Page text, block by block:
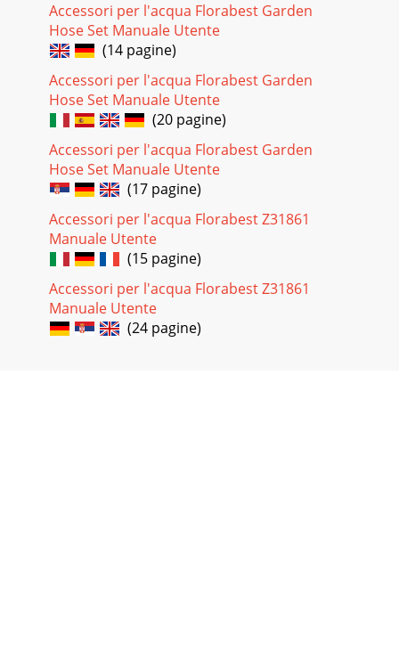
Accessori per l'acqua Florabest Garden
Hose Set Manuale Utente
(14 pagine)
Accessori per l'acqua Florabest Garden
Hose Set Manuale Utente
(20 pagine)
Accessori per l'acqua Florabest Garden
Hose Set Manuale Utente
(17 pagine)
Accessori per l'acqua Florabest Z31861
Manuale Utente
(15 pagine)
Accessori per l'acqua Florabest Z31861
Manuale Utente
(24 pagine)